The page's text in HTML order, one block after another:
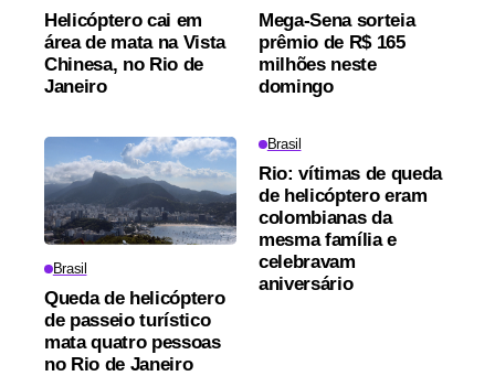
Helicóptero cai em
área de mata na Vista
Chinesa, no Rio de
Janeiro
Mega-Sena sorteia
prêmio de R$ 165
milhões neste
domingo
Brasil
Queda de helicóptero
de passeio turístico
mata quatro pessoas
no Rio de Janeiro
Brasil
Rio: vítimas de queda
de helicóptero eram
colombianas da
mesma família e
celebravam
aniversário